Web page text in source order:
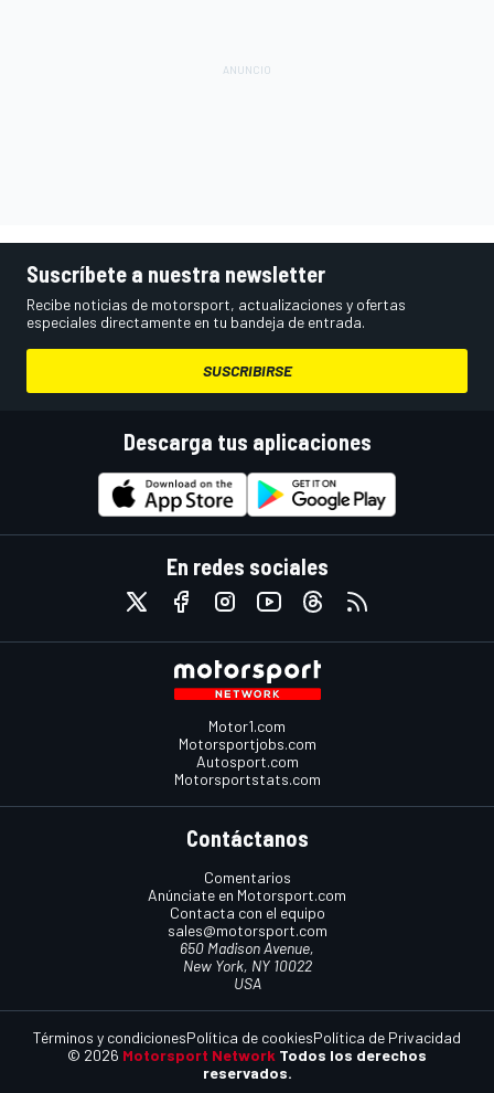
Suscríbete a nuestra newsletter
Recibe noticias de motorsport, actualizaciones y ofertas
especiales directamente en tu bandeja de entrada.
SUSCRIBIRSE
Descarga tus aplicaciones
En redes sociales
Motor1.com
Motorsportjobs.com
Autosport.com
Motorsportstats.com
Contáctanos
Comentarios
Anúnciate en Motorsport.com
Contacta con el equipo
sales@motorsport.com
650 Madison Avenue,
New York, NY 10022
USA
© 2026 Motorsport Network Todos los derechos
reservados.
Términos y condicionesPolítica de cookiesPolítica de Privacidad